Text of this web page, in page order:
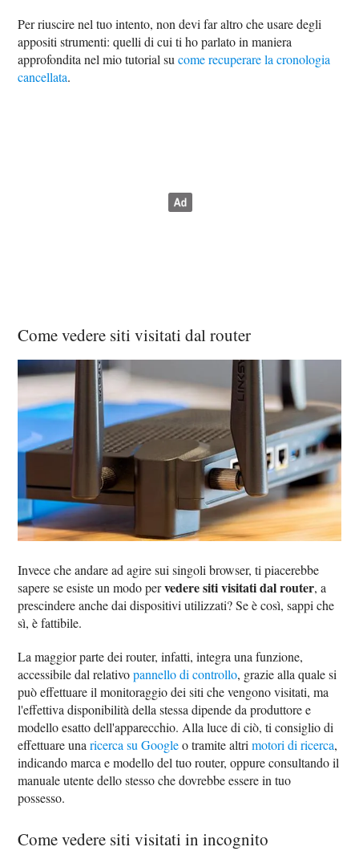
Per riuscire nel tuo intento, non devi far altro che usare degli
appositi strumenti: quelli di cui ti ho parlato in maniera
approfondita nel mio tutorial sucome recuperare la cronologia
cancellata.
Come vedere siti visitati dal router
Invece che andare ad agire sui singoli browser, ti piacerebbe
sapere se esiste un modo pervedere siti visitati dal router, a
prescindere anche dai dispositivi utilizzati? Se è così, sappi che
sì, è fattibile.
La maggior parte dei router, infatti, integra una funzione,
accessibile dal relativopannello di controllo, grazie alla quale si
può effettuare il monitoraggio dei siti che vengono visitati, ma
l'effettiva disponibilità della stessa dipende da produttore e
modello esatto dell'apparecchio. Alla luce di ciò, ti consiglio di
effettuare unaricerca su Googleo tramite altrimotori di ricerca,
indicando marca e modello del tuo router, oppure consultando il
manuale utente dello stesso che dovrebbe essere in tuo
possesso.
Come vedere siti visitati in incognito